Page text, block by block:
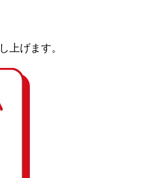
上げます。